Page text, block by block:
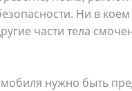
Ни в
части тела
нужно быть